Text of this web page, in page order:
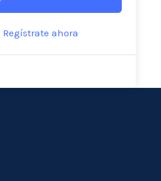
Regístrate ahora